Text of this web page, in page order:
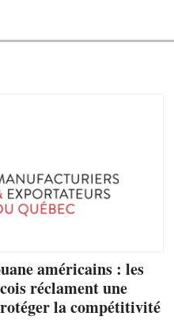
américains : les
réclament une
la compétitivité